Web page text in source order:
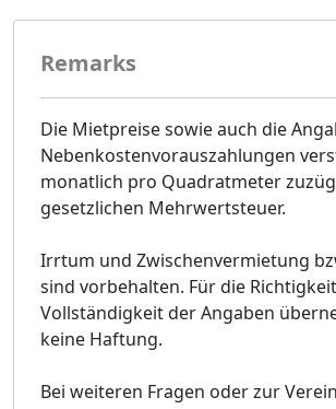
Remarks
Die Mietpreise sowie auch die
Nebenkostenvorauszahlungen
monatlich pro Quadratmeter
gesetzlichen Mehrwertsteuer.
Irrtum und Zwischenvermietung
sind vorbehalten. Für die
Vollständigkeit der Angaben
keine Haftung.
Bei weiteren Fragen oder zur